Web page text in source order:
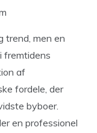
trend, men en
fremtidens
af
fordele, der
byboer.
en professionel